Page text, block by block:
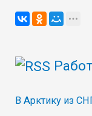
В Арктику из